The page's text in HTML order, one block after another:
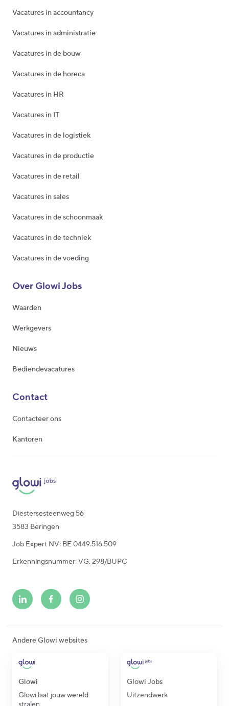
Diestersesteenweg 56
3583 Beringen
Job Expert NV: BE 0449.516.509
Erkenningsnummer: VG. 298/BUPC
Vacatures in accountancy
Vacatures in administratie
Vacatures in de bouw
Vacatures in de horeca
Vacatures in HR
Vacatures in IT
Vacatures in de logistiek
Vacatures in de productie
Vacatures in de retail
Vacatures in sales
Vacatures in de schoonmaak
Vacatures in de techniek
Vacatures in de voeding
Over Glowi Jobs
Waarden
Werkgevers
Nieuws
Bediendevacatures
Contact
Contacteer ons
Kantoren
Andere Glowi websites
Glowi
Glowi laat jouw wereld
Glowi Jobs
Uitzendwerk